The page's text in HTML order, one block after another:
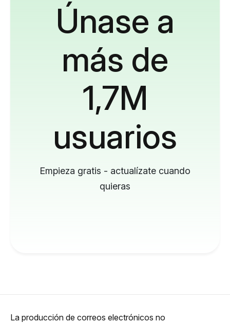
Únase a
más de
1,7M
usuarios
Empieza gratis - actualízate cuando
quieras
La producción de correos electrónicos no